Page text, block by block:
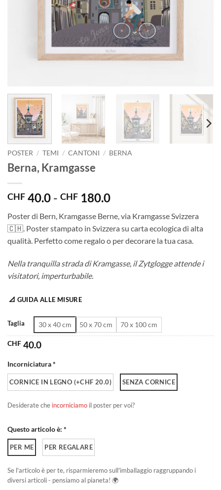
POSTER / TEMI / CANTONI / BERNA
Berna, Kramgasse
CHF 40.0 - CHF 180.0Fascia
prezzo:
da
CHF 40.0
CHF 180.0
Poster di Bern, Kramgasse Berne, via Kramgasse Svizzera
🇨🇭. Poster stampato in Svizzera su carta ecologica di alta
qualità. Perfetto come regalo o per decorare la tua casa.
Nella tranquilla strada di Kramgasse, il Zytglogge attende i
visitatori, imperturbabile.
📐 GUIDA ALLE MISURE
Taglia 30 x 40 cm 50 x 70 cm 70 x 100 cm
CHF 40.0
Incorniciatura *
CORNICE IN LEGNO (+CHF 20.0) SENZA CORNICE
Desiderate che incorniciamo il poster per voi?
Questo articolo è: *
PER ME PER REGALARE
Se l'articolo è per te, risparmieremo sull'imballaggio raggruppando i
diversi articoli - pensiamo al pianeta! 🌍